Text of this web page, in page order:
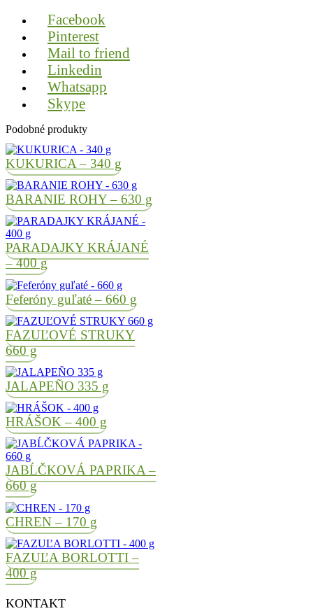
Facebook
Pinterest
Mail to friend
Linkedin
Whatsapp
Skype
Podobné produkty
KUKURICA – 340 g
BARANIE ROHY – 630 g
PARADAJKY KRÁJANÉ
– 400 g
Feferóny guľaté – 660 g
FAZUĽOVÉ STRUKY
660 g
JALAPEÑO 335 g
HRÁŠOK – 400 g
JABĹČKOVÁ PAPRIKA –
660 g
CHREN – 170 g
FAZUĽA BORLOTTI –
400 g
KONTAKT